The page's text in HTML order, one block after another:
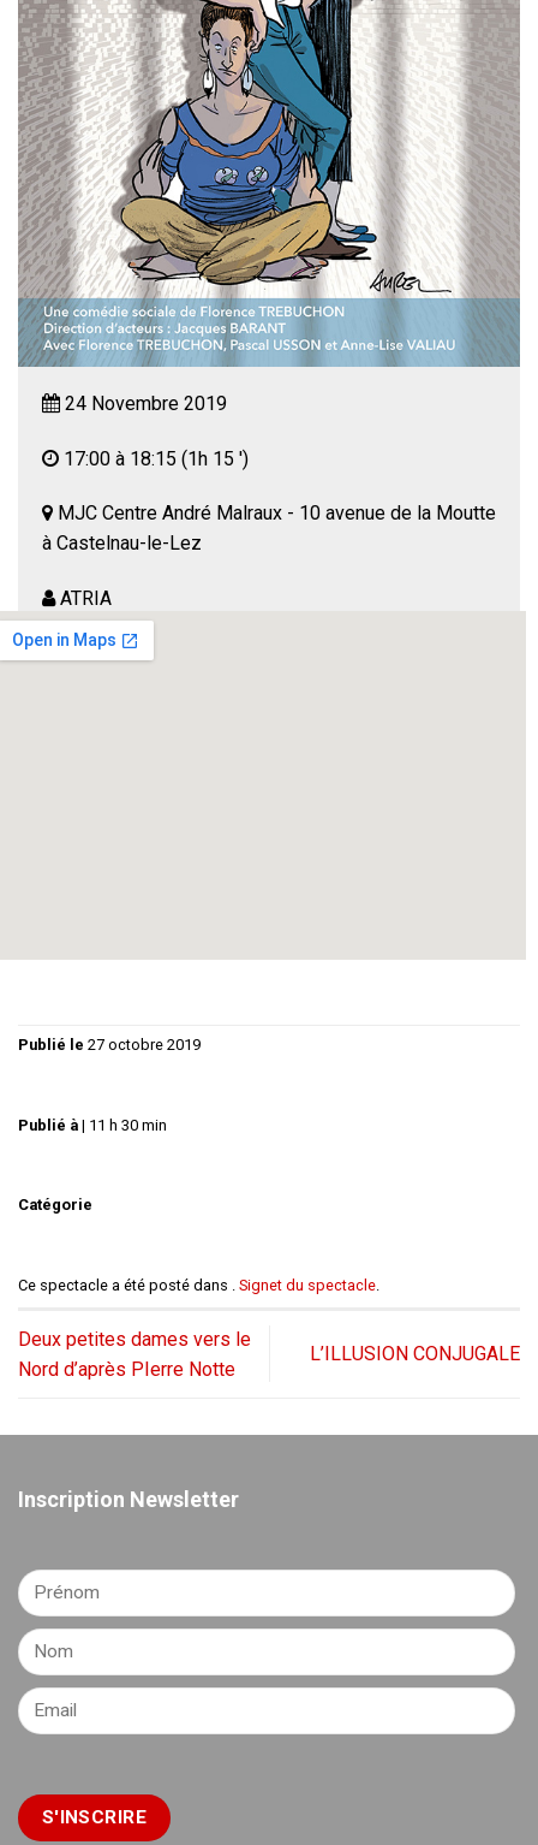
24 Novembre 2019
17:00 à 18:15 (1h 15 ')
MJC Centre André Malraux - 10 avenue de la Moutte
à Castelnau-le-Lez
ATRIA
Florence Trebuchon ftrebuchon@free.fr
Publié le 27 octobre 2019
Publié à | 11 h 30 min
Catégorie
Ce spectacle a été posté dans . Signet du spectacle
Deux petites dames vers le
Nord d’après PIerre Notte
L’ILLUSION CONJUGALE
Inscription Newsletter